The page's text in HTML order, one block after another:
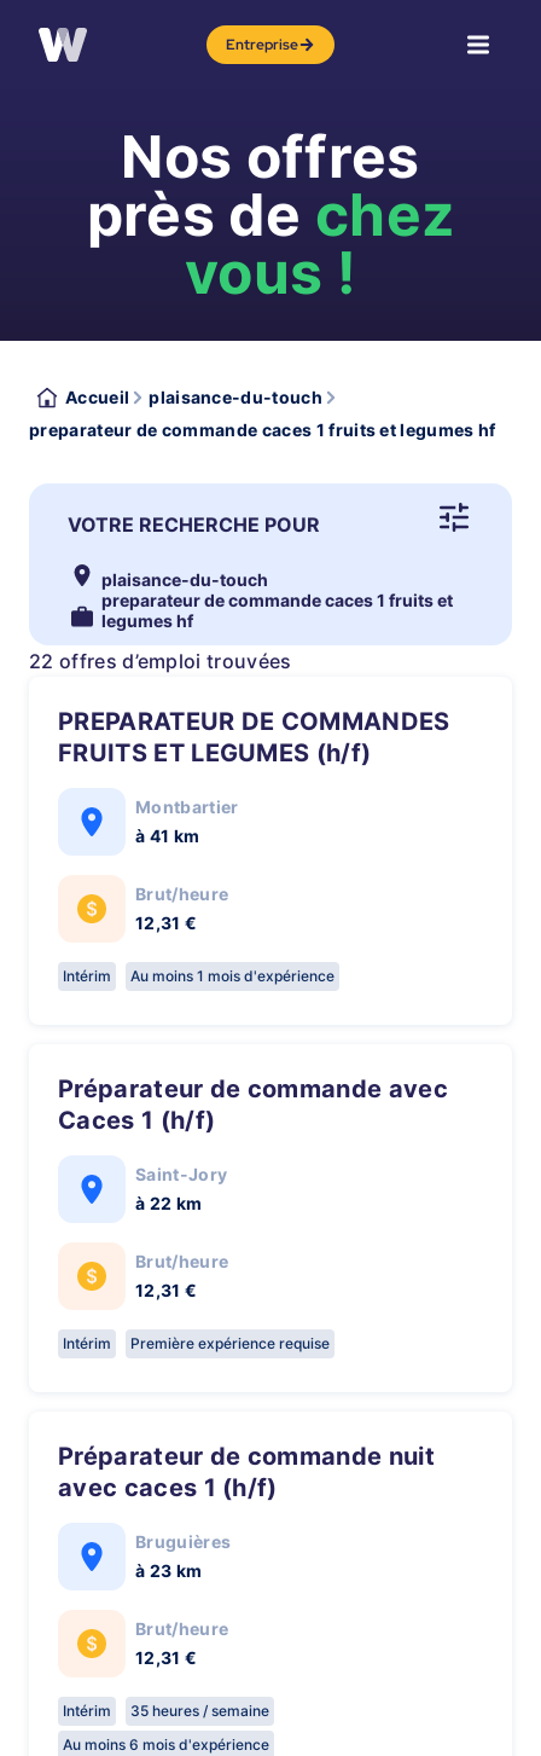
Entreprise
Nos offres
près de chez
vous !
Accueil
plaisance-du-touch
preparateur de commande caces 1 fruits et legumes hf
VOTRE RECHERCHE POUR
plaisance-du-touch
preparateur de commande caces 1 fruits et
legumes hf
22 offres d’emploi trouvées
PREPARATEUR DE COMMANDES
FRUITS ET LEGUMES (h/f)
Montbartier
à 41 km
Brut/heure
12,31 €
Intérim Au moins 1 mois d'expérience
Préparateur de commande avec
Caces 1 (h/f)
Saint-Jory
à 22 km
Brut/heure
12,31 €
Intérim Première expérience requise
Préparateur de commande nuit
avec caces 1 (h/f)
Bruguières
à 23 km
Brut/heure
12,31 €
Intérim
35 heures / semaine
Au moins 6 mois d'expérience